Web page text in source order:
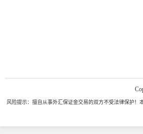
风险提示：擅自从事外汇保证金交易的双方不受法律保护